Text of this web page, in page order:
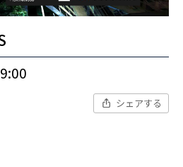
シェアする